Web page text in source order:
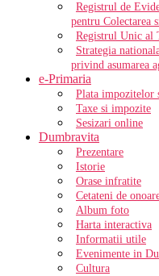
Registrul de
pentru Colectarea
Registrul Unic al
Strategia
privind asumarea
e-Primaria
Plata impozitelor
Taxe si impozite
Sesizari online
Dumbravita
Prezentare
Istorie
Orase infratite
Cetateni de
Album foto
Harta interactiva
Informatii utile
Evenimente in
Cultura